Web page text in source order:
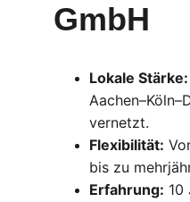
GmbH
Lokale Stärke:
vernetzt.
Flexibilität:
bis zu
Erfahrung: 10